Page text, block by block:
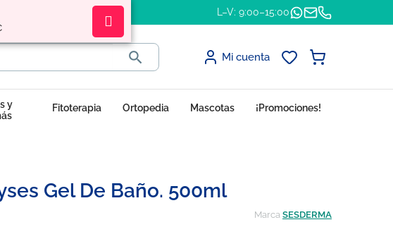
L–V: 9:00–15:00
 Mi cuenta
y
Fitoterapia Ortopedia Mascotas ¡Promociones!
Gel De Baño. 500ml
Marca SESDERMA